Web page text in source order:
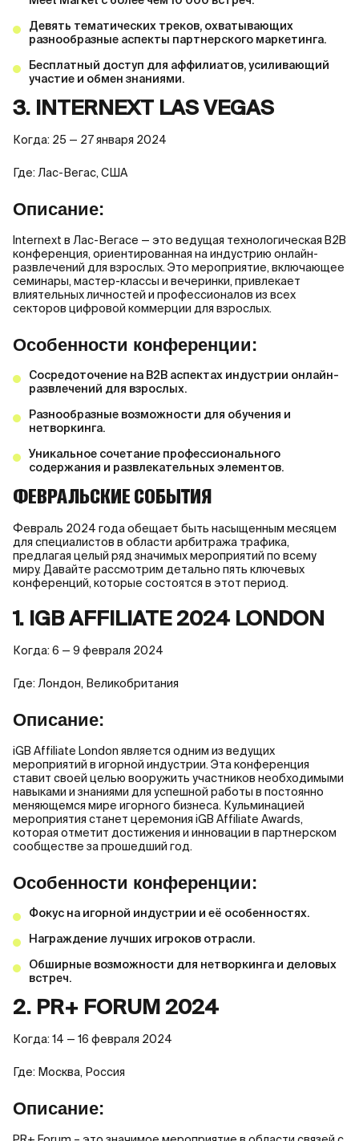
Девять тематических треков, охватывающих
разнообразные аспекты партнерского маркетинга.
Бесплатный доступ для аффилиатов, усиливающий
участие и обмен знаниями.
3. INTERNEXT LAS VEGAS
Когда: 25 — 27 января 2024
Где: Лас-Вегас, США
Описание:
Internext в Лас-Вегасе — это ведущая технологическая B2B
конференция, ориентированная на индустрию онлайн-
развлечений для взрослых. Это мероприятие, включающее
семинары, мастер-классы и вечеринки, привлекает
влиятельных личностей и профессионалов из всех
секторов цифровой коммерции для взрослых.
Особенности конференции:
Сосредоточение на B2B аспектах индустрии онлайн-
развлечений для взрослых.
Разнообразные возможности для обучения и
нетворкинга.
Уникальное сочетание профессионального
содержания и развлекательных элементов.
ФЕВРАЛЬСКИЕ СОБЫТИЯ
Февраль 2024 года обещает быть насыщенным месяцем
для специалистов в области арбитража трафика,
предлагая целый ряд значимых мероприятий по всему
миру. Давайте рассмотрим детально пять ключевых
конференций, которые состоятся в этот период.
1. IGB AFFILIATE 2024 LONDON
Когда: 6 — 9 февраля 2024
Где: Лондон, Великобритания
Описание:
iGB Affiliate London является одним из ведущих
мероприятий в игорной индустрии. Эта конференция
ставит своей целью вооружить участников необходимыми
навыками и знаниями для успешной работы в постоянно
меняющемся мире игорного бизнеса. Кульминацией
мероприятия станет церемония iGB Affiliate Awards,
которая отметит достижения и инновации в партнерском
сообществе за прошедший год.
Особенности конференции:
Фокус на игорной индустрии и её особенностях.
Награждение лучших игроков отрасли.
Обширные возможности для нетворкинга и деловых
встреч.
2. PR+ FORUM 2024
Когда: 14 — 16 февраля 2024
Где: Москва, Россия
Описание: